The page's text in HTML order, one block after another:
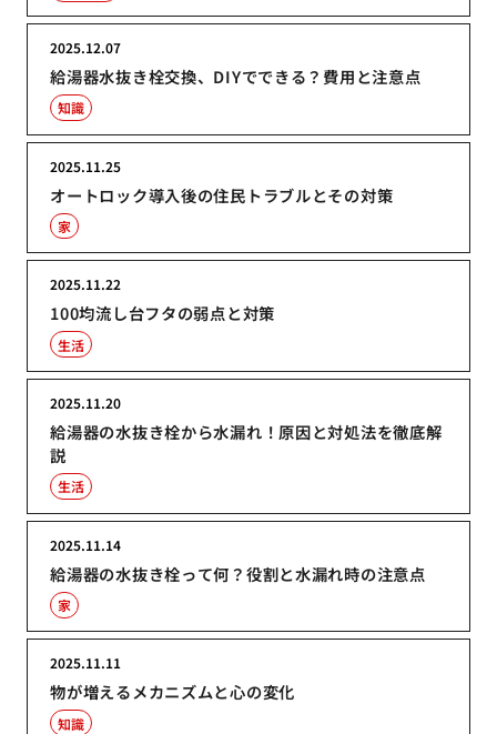
給湯器水抜き栓交換、DIYでできる？費用と注意点
2025.12.07
知識
オートロック導入後の住民トラブルとその対策
2025.11.25
家
100均流し台フタの弱点と対策
2025.11.22
生活
給湯器の水抜き栓から水漏れ！原因と対処法を徹底解
説
2025.11.20
生活
給湯器の水抜き栓って何？役割と水漏れ時の注意点
2025.11.14
家
物が増えるメカニズムと心の変化
2025.11.11
知識